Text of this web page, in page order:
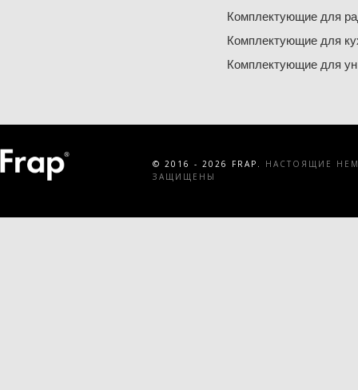
Комплектующие для
Комплектующие для
Комплектующие для
© 2016 - 2026 FRAP.
НАСТОЯЩИЕ
ЗАЩИЩЕНЫ